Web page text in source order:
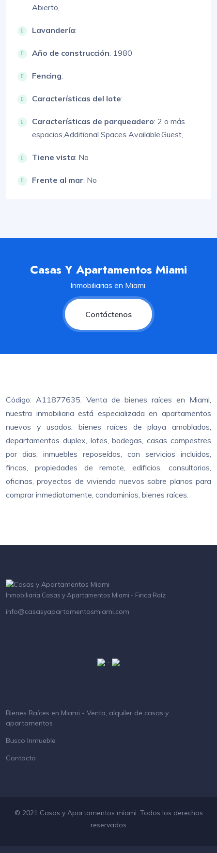
Abierto,
Lavandería:
Año de construcción: 1980
Fencing:
Características del lote:
Características de parqueadero: 2 o más
espacios,Additional Spaces Available,Guest,
Tiene vista: No
Frente al mar: No
Casas Y Apartamentos Miami
Inmobiliarias en Miami.
Contáctenos
Código: A11877635. Venta de bienes raíces en Miami,
nuestra inmobiliaria está especializada en apartamentos
nuevos y usados, bienes raíces de playa amoblados,
departamentos duplex, lotes, bodegas, casas campestres
por dias, inmuebles reposeídos, con servicios incluidos,
fincas, propiedades de remate, edificios, consultorios,
oficinas, proyectos de vivienda nuevos sobre planos para
comprar inmediatamente, condominios, bienes raíces.
Inmobiliaria Casas y Apartamentos Miami - Finca Raíz
info@casasyapartamentosmiami.com
-
Bienes Raíces en Miami - Venta, alquiler de casas y
apartamentos
Busco Inmueble
Contacto
© 2021 Casas y Apartamentos miami. Todos los derechos
reservados